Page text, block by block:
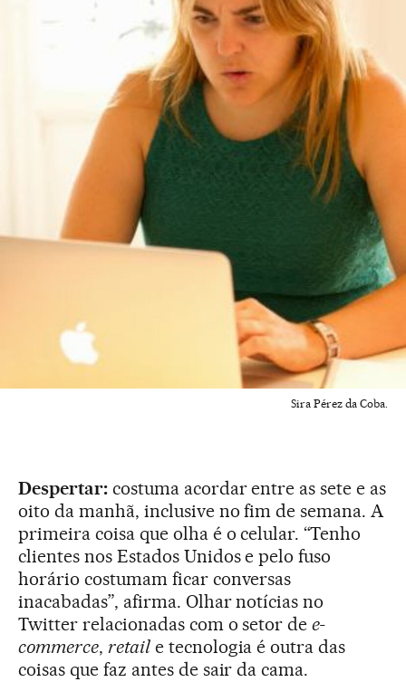
Sira Pérez da Coba.
Despertar:costuma acordar entre as sete e as
oito da manhã, inclusive no fim de semana. A
primeira coisa que olha é o celular. “Tenho
clientes nos Estados Unidos e pelo fuso
horário costumam ficar conversas
inacabadas”, afirma. Olhar notícias no
Twitter relacionadas com o setor dee-
commerce, retaile tecnologia é outra das
coisas que faz antes de sair da cama.